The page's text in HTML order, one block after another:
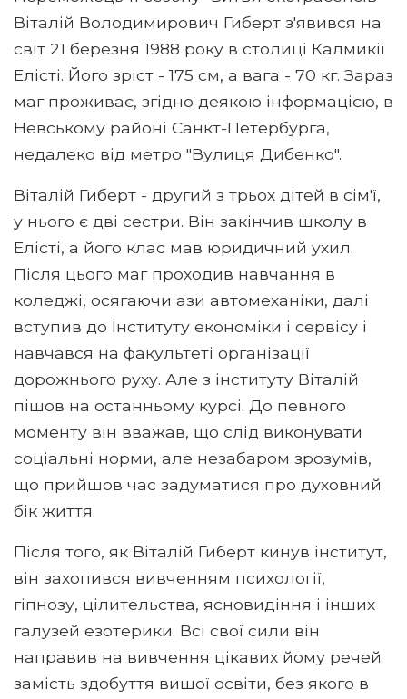
Віталій Володимирович Гиберт з'явився на
світ 21 березня 1988 року в столиці Калмикії
Елісті. Його зріст - 175 см, а вага - 70 кг. Зараз
маг проживає, згідно деякою інформацією, в
Невському районі Санкт-Петербурга,
недалеко від метро "Вулиця Дибенко".
Віталій Гиберт - другий з трьох дітей в сім'ї,
у нього є дві сестри. Він закінчив школу в
Елісті, а його клас мав юридичний ухил.
Після цього маг проходив навчання в
коледжі, осягаючи ази автомеханіки, далі
вступив до Інституту економіки і сервісу і
навчався на факультеті організації
дорожнього руху. Але з інституту Віталій
пішов на останньому курсі. До певного
моменту він вважав, що слід виконувати
соціальні норми, але незабаром зрозумів,
що прийшов час задуматися про духовний
бік життя.
Після того, як Віталій Гиберт кинув інститут,
він захопився вивченням психології,
гіпнозу, цілительства, ясновидіння і інших
галузей езотерики. Всі свої сили він
направив на вивчення цікавих йому речей
замість здобуття вищої освіти, без якого в